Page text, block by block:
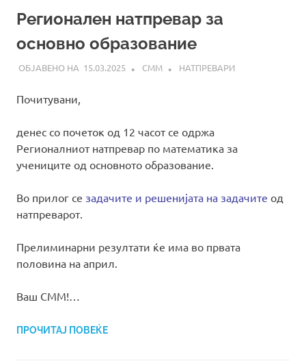
Регионален натпревар за
основно образование
15.03.2025 СММ НАТПРЕВАРИ
Почитувани,
денес со почеток од 12 часот се одржа
Регионалниот натпревар по математика за
учениците од основното образование.
Во прилог се задачите и решенијата на задачите од
натпреварот.
Прелиминарни резултати ќе има во првата
половина на април.
Ваш СММ!…
ПРОЧИТАЈ ПОВЕЌЕ